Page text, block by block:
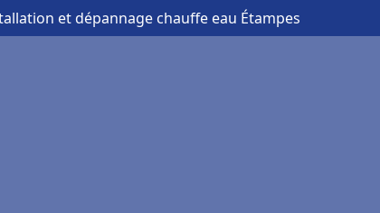
et dépannage chauffe eau Étampes